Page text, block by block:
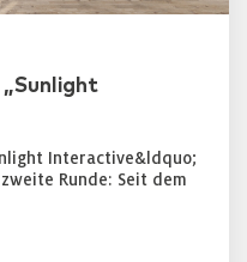
Interactive&ldquo;
Runde: Seit dem